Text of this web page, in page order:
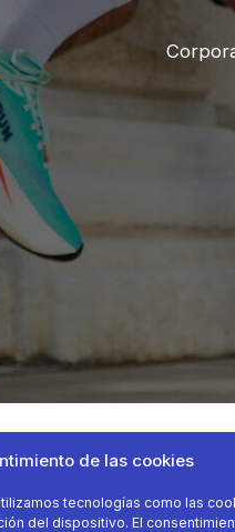
de las cookies
tecnologías como las
del dispositivo. El